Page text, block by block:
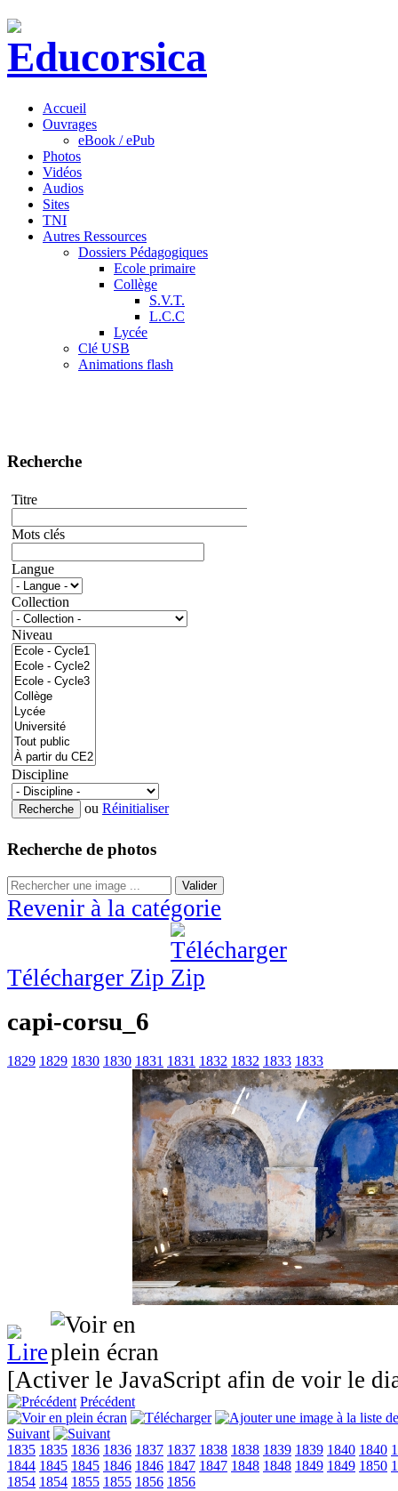
Accueil
Ouvrages
eBook / ePub
Photos
Vidéos
Audios
Sites
TNI
Autres Ressources
Dossiers Pédagogiques
Ecole primaire
Collège
S.V.T.
L.C.C
Lycée
Clé USB
Animations flash
Recherche
Titre
Mots clés
Langue
Collection
Niveau
Discipline
ou Réinitialiser
Recherche de photos
Valider
Revenir à la catégorie
Télécharger Zip
capi-corsu_6
1829 1829 1830 1830 1831 1831 1832 1832 1833 1833
[Activer le JavaScript afin de voir le
Précédent
Suivant
1835 1835 1836 1836 1837 1837 1838 1838 1839 1839 1840 1840
1844 1845 1845 1846 1846 1847 1847 1848 1848 1849 1849 1850
1854 1854 1855 1855 1856 1856